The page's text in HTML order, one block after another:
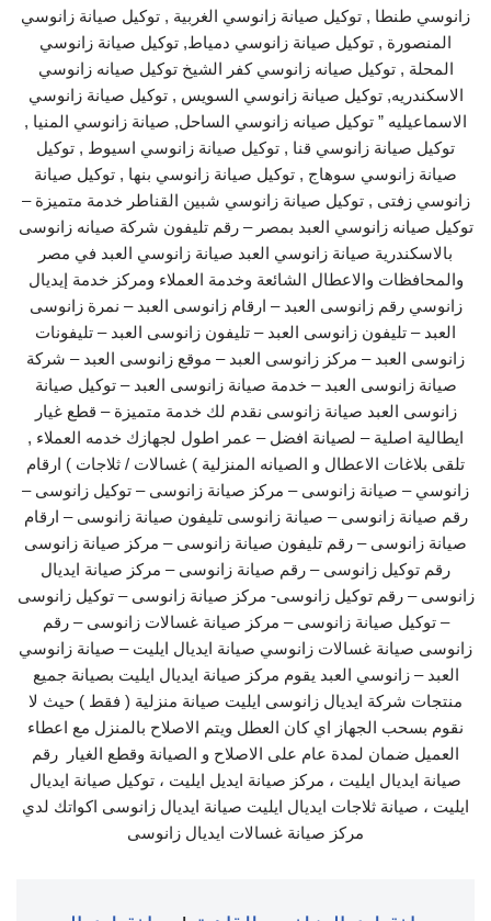
زانوسي طنطا , توكيل صيانة زانوسي الغربية , توكيل صيانة زانوسي
المنصورة , توكيل صيانة زانوسي دمياط, توكيل صيانة زانوسي
المحلة , توكيل صيانه زانوسي كفر الشيخ توكيل صيانه زانوسي
الاسكندريه, توكيل صيانة زانوسي السويس , توكيل صيانة زانوسي
الاسماعيليه ” توكيل صيانه زانوسي الساحل, صيانة زانوسي المنيا ,
توكيل صيانة زانوسي قنا , توكيل صيانة زانوسي اسيوط , توكيل
صيانة زانوسي سوهاج , توكيل صيانة زانوسي بنها , توكيل صيانة
زانوسي زفتى , توكيل صيانة زانوسي شبين القناطر خدمة متميزة –
توكيل صيانه زانوسي العبد بمصر – رقم تليفون شركة صيانه زانوسى
بالاسكندرية صيانة زانوسي العبد صيانة زانوسي العبد في مصر
والمحافظات والاعطال الشائعة وخدمة العملاء ومركز خدمة إيديال
زانوسي رقم زانوسى العبد – ارقام زانوسى العبد – نمرة زانوسى
العبد – تليفون زانوسى العبد – تليفون زانوسى العبد – تليفونات
زانوسى العبد – مركز زانوسى العبد – موقع زانوسى العبد – شركة
صيانة زانوسى العبد – خدمة صيانة زانوسى العبد – توكيل صيانة
زانوسى العبد صيانة زانوسى نقدم لك خدمة متميزة – قطع غيار
ايطالية اصلية – لصيانة افضل – عمر اطول لجهازك خدمه العملاء ,
تلقى بلاغات الاعطال و الصيانه المنزلية ) غسالات / ثلاجات ) ارقام
زانوسي – صيانة زانوسى – مركز صيانة زانوسى – توكيل زانوسى –
رقم صيانة زانوسى – صيانة زانوسى تليفون صيانة زانوسى – ارقام
صيانة زانوسى – رقم تليفون صيانة زانوسى – مركز صيانة زانوسى
رقم توكيل زانوسى – رقم صيانة زانوسى – مركز صيانة ايديال
زانوسى – رقم توكيل زانوسى- مركز صيانة زانوسى – توكيل زانوسى
– توكيل صيانة زانوسى – مركز صيانة غسالات زانوسى – رقم
زانوسى صيانة غسالات زانوسي صيانة ايديال ايليت – صيانة زانوسي
العبد – زانوسي العبد يقوم مركز صيانة ايديال ايليت بصيانة جميع
منتجات شركة ايديال زانوسى ايليت صيانة منزلية ( فقط ) حيث لا
نقوم بسحب الجهاز اي كان العطل ويتم الاصلاح بالمنزل مع اعطاء
العميل ضمان لمدة عام على الاصلاح و الصيانة وقطع الغيار ​ رقم
صيانة ايديال ايليت ، مركز صيانة ايديل ايليت ، توكيل صيانة ايديال
ايليت ، صيانة ثلاجات ايديال ايليت صيانة ايديال زانوسى اكواتك لدي
مركز صيانة غسالات ايديال زانوسى